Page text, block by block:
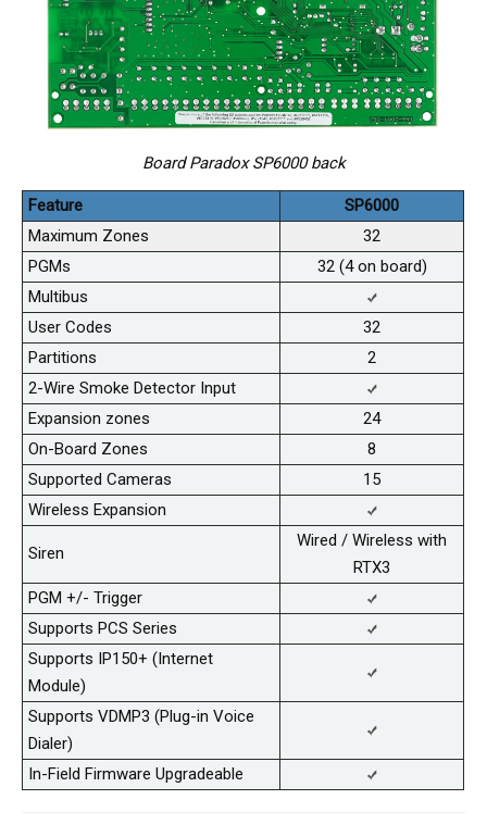
Board Paradox SP6000 back
Feature
SP6000
Maximum Zones
32
PGMs
32 (4 on board)
Multibus
User Codes
32
Partitions
2
2-Wire Smoke Detector Input
Expansion zones
24
On-Board Zones
8
Supported Cameras
15
Wireless Expansion
Siren
Wired / Wireless with
RTX3
PGM +/- Trigger
Supports PCS Series
Supports IP150+ (Internet
Module)
Supports VDMP3 (Plug-in Voice
Dialer)
In-Field Firmware Upgradeable